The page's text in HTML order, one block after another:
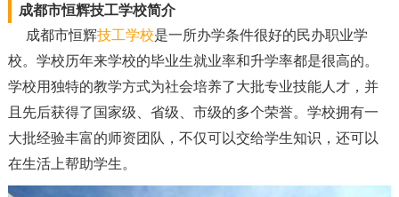
成都市恒辉技工学校简介
成都市恒辉技工学校是一所办学条件很好的民办职业学
校。学校历年来学校的毕业生就业率和升学率都是很高的。
学校用独特的教学方式为社会培养了大批专业技能人才，并
且先后获得了国家级、省级、市级的多个荣誉。学校拥有一
大批经验丰富的师资团队，不仅可以交给学生知识，还可以
在生活上帮助学生。